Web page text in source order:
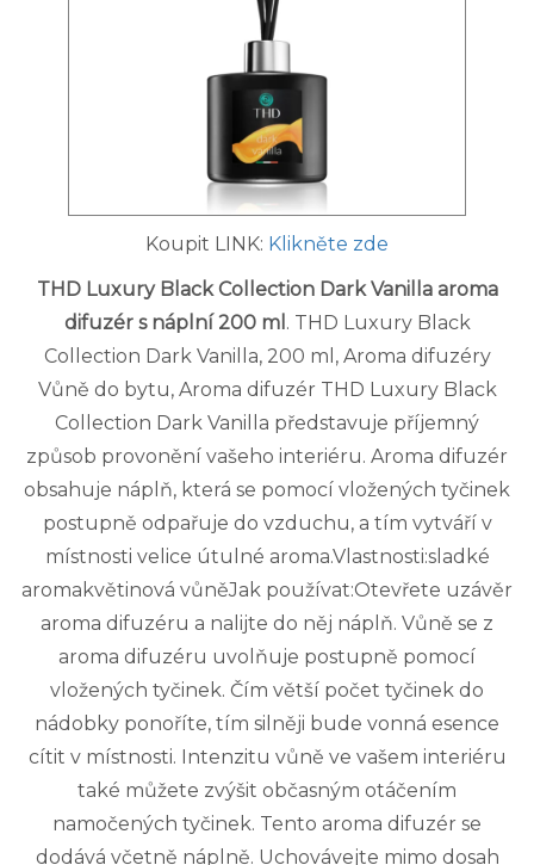
Koupit LINK: Klikněte zde
THD Luxury Black Collection Dark Vanilla aroma
difuzér s náplní 200 ml . THD Luxury Black
Collection Dark Vanilla, 200 ml, Aroma difuzéry
Vůně do bytu, Aroma difuzér THD Luxury Black
Collection Dark Vanilla představuje příjemný
způsob provonění vašeho interiéru. Aroma difuzér
obsahuje náplň, která se pomocí vložených tyčinek
postupně odpařuje do vzduchu, a tím vytváří v
místnosti velice útulné aroma.Vlastnosti:sladké
aromakvětinová vůněJak používat:Otevřete uzávěr
aroma difuzéru a nalijte do něj náplň. Vůně se z
aroma difuzéru uvolňuje postupně pomocí
vložených tyčinek. Čím větší počet tyčinek do
nádobky ponoříte, tím silněji bude vonná esence
cítit v místnosti. Intenzitu vůně ve vašem interiéru
také můžete zvýšit občasným otáčením
namočených tyčinek. Tento aroma difuzér se
dodává včetně náplně. Uchovávejte mimo dosah